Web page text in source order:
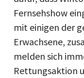
Fernsehshow
mit einigen der
Erwachsene,
melden sich
Rettungsaktion